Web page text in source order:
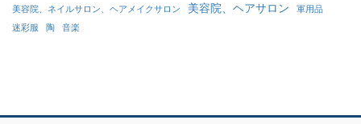
美容院、ネイルサロン、ヘアメイクサロン 美容院、ヘアサロン
軍用品
迷彩服
陶 音楽